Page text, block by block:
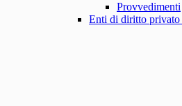
Provvedimenti
Enti di diritto privato